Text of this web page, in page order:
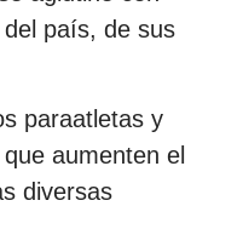
país, de sus
paraatletas y
aumenten el
diversas